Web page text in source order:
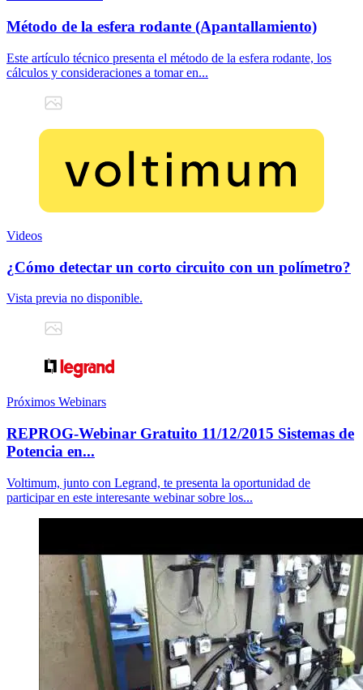
Método de la esfera rodante (Apantallamiento)
Este artículo técnico presenta el método de la esfera rodante, los
cálculos y consideraciones a tomar en...
Videos
¿Cómo detectar un corto circuito con un polímetro?
Vista previa no disponible.
Próximos Webinars
REPROG-Webinar Gratuito 11/12/2015 Sistemas de
Potencia en...
Voltimum, junto con Legrand, te presenta la oportunidad de
participar en este interesante webinar sobre los...